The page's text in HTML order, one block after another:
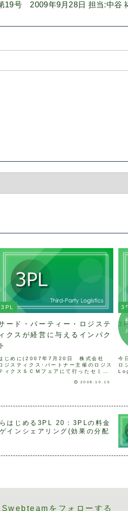
19号 2009年9月28日 担当:中谷
3PL
ード・パーティー・ロジステ
ィクスが経営に与えるインパク
ト
じめに(2007年7月20日 株式会社
ジスティクス･パートナー主催のロジス
ィクスＳＣＭフェアにて行ったセミナ
ィクス」という言葉は、1996年ごろか
2008.10.15
今
ロ
はじめる3PL 20：3PLの料金
インシェアリング(効果の分配
をフォローする